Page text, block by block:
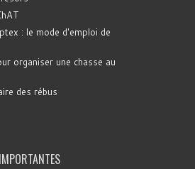
: le mode d'emploi de
organiser une chasse au
des rébus